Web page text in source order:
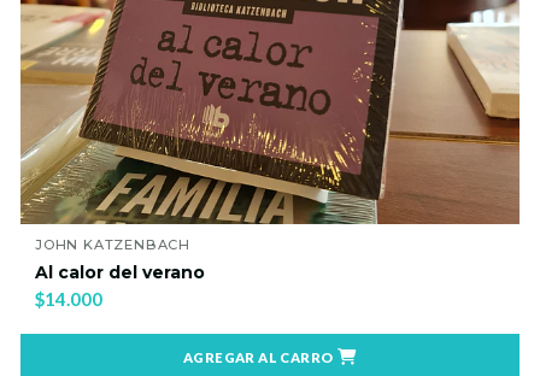
SARAH VAUGHAN
Anatomía de un escándalo
$15.500
AGREGAR AL CARRO